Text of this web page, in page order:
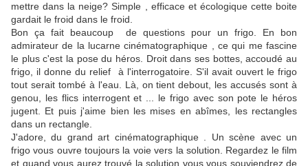
mettre dans la neige? Simple , efficace et écologique cette boite
gardait le froid dans le froid.
Bon ça fait beaucoup de questions pour un frigo. En bon
admirateur de la lucarne cinématographique , ce qui me fascine
le plus c'est la pose du héros. Droit dans ses bottes, accoudé au
frigo, il donne du relief à l'interrogatoire. S'il avait ouvert le frigo
tout serait tombé à l'eau. Là, on tient debout, les accusés sont à
genou, les flics interrogent et ... le frigo avec son pote le héros
jugent. Et puis j'aime bien les mises en abîmes, les rectangles
dans un rectangle.
J'adore, du grand art cinématographique . Un scène avec un
frigo vous ouvre toujours la voie vers la solution. Regardez le film
et quand vous aurez trouvé la solution vous vous souviendrez de